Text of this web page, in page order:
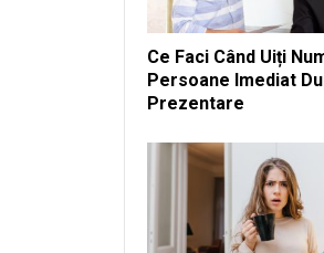
Ce Faci Când Uiți
Persoane Imediat
Prezentare